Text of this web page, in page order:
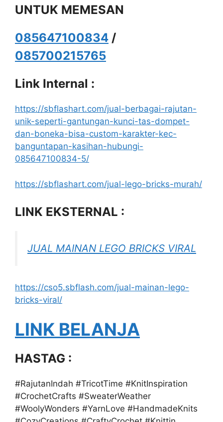
UNTUK MEMESAN
085647100834 /
085700215765
Link Internal :
https://sbflashart.com/jual-berbagai-rajutan-
unik-seperti-gantungan-kunci-tas-dompet-
dan-boneka-bisa-custom-karakter-kec-
banguntapan-kasihan-hubungi-
085647100834-5/
https://sbflashart.com/jual-lego-bricks-murah/
LINK EKSTERNAL :
JUAL MAINAN LEGO BRICKS VIRAL
https://cso5.sbflash.com/jual-mainan-lego-
bricks-viral/
LINK BELANJA
HASTAG :
#RajutanIndah #TricotTime #KnitInspiration
#CrochetCrafts #SweaterWeather
#WoolyWonders #YarnLove #HandmadeKnits